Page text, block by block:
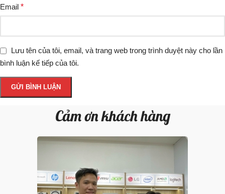
Email *
Lưu tên của tôi, email, và trang web trong trình duyệt này cho lần
bình luận kế tiếp của tôi.
Cảm ơn khách hàng